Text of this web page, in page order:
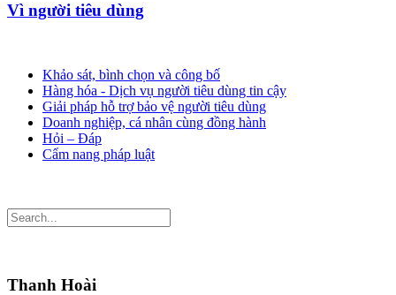
Vì người tiêu dùng
Khảo sát, bình chọn và công bố
Hàng hóa - Dịch vụ người tiêu dùng tin cậy
Giải pháp hỗ trợ bảo vệ người tiêu dùng
Doanh nghiệp, cá nhân cùng đồng hành
Hỏi – Đáp
Cẩm nang pháp luật
Thanh Hoài